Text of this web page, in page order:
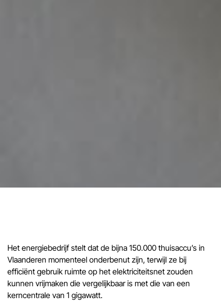
Het energiebedrijf stelt dat de bijna 150.000 thuisaccu’s in
Vlaanderen momenteel onderbenut zijn, terwijl ze bij
efficiënt gebruik ruimte op het elektriciteitsnet zouden
kunnen vrijmaken die vergelijkbaar is met die van een
kerncentrale van 1 gigawatt.